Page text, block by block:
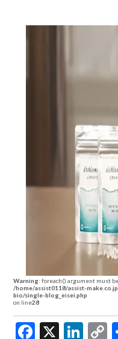
Warning: foreach() argument must
/home/assist0118/assist-
bio/single-blog_eisei.php
on line28
Facebook
X